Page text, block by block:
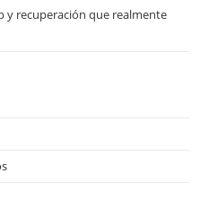
y recuperación que realmente